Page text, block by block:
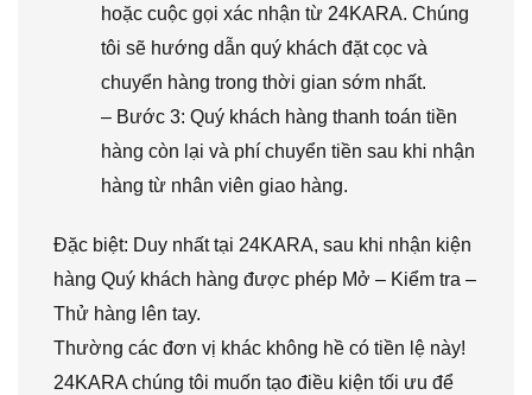
hoặc cuộc gọi xác nhận từ 24KARA. Chúng
tôi sẽ hướng dẫn quý khách đặt cọc và
chuyển hàng trong thời gian sớm nhất.
– Bước 3: Quý khách hàng thanh toán tiền
hàng còn lại và phí chuyển tiền sau khi nhận
hàng từ nhân viên giao hàng.
Đặc biệt: Duy nhất tại 24KARA, sau khi nhận kiện
hàng Quý khách hàng được phép Mở – Kiểm tra –
Thử hàng lên tay.
Thường các đơn vị khác không hề có tiền lệ này!
24KARA chúng tôi muốn tạo điều kiện tối ưu để